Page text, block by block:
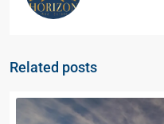
Related posts